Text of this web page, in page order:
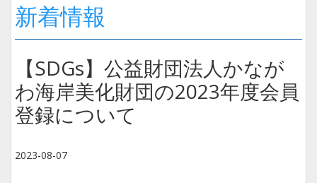
新着情報
【SDGs】公益財団法人かなが
わ海岸美化財団の2023年度会員
登録について
2023-08-07